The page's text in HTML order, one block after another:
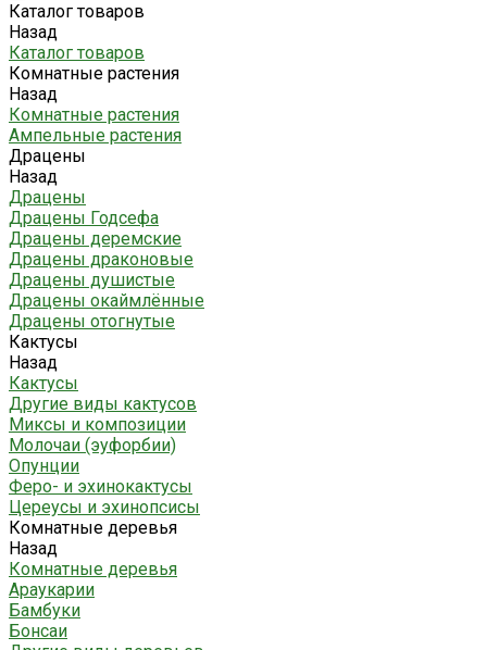
Каталог товаров
Назад
Каталог товаров
Комнатные растения
Назад
Комнатные растения
Ампельные растения
Драцены
Назад
Драцены
Драцены Годсефа
Драцены деремские
Драцены драконовые
Драцены душистые
Драцены окаймлённые
Драцены отогнутые
Кактусы
Назад
Кактусы
Другие виды кактусов
Миксы и композиции
Молочаи (эуфорбии)
Опунции
Феро- и эхинокактусы
Цереусы и эхинопсисы
Комнатные деревья
Назад
Комнатные деревья
Араукарии
Бамбуки
Бонсаи